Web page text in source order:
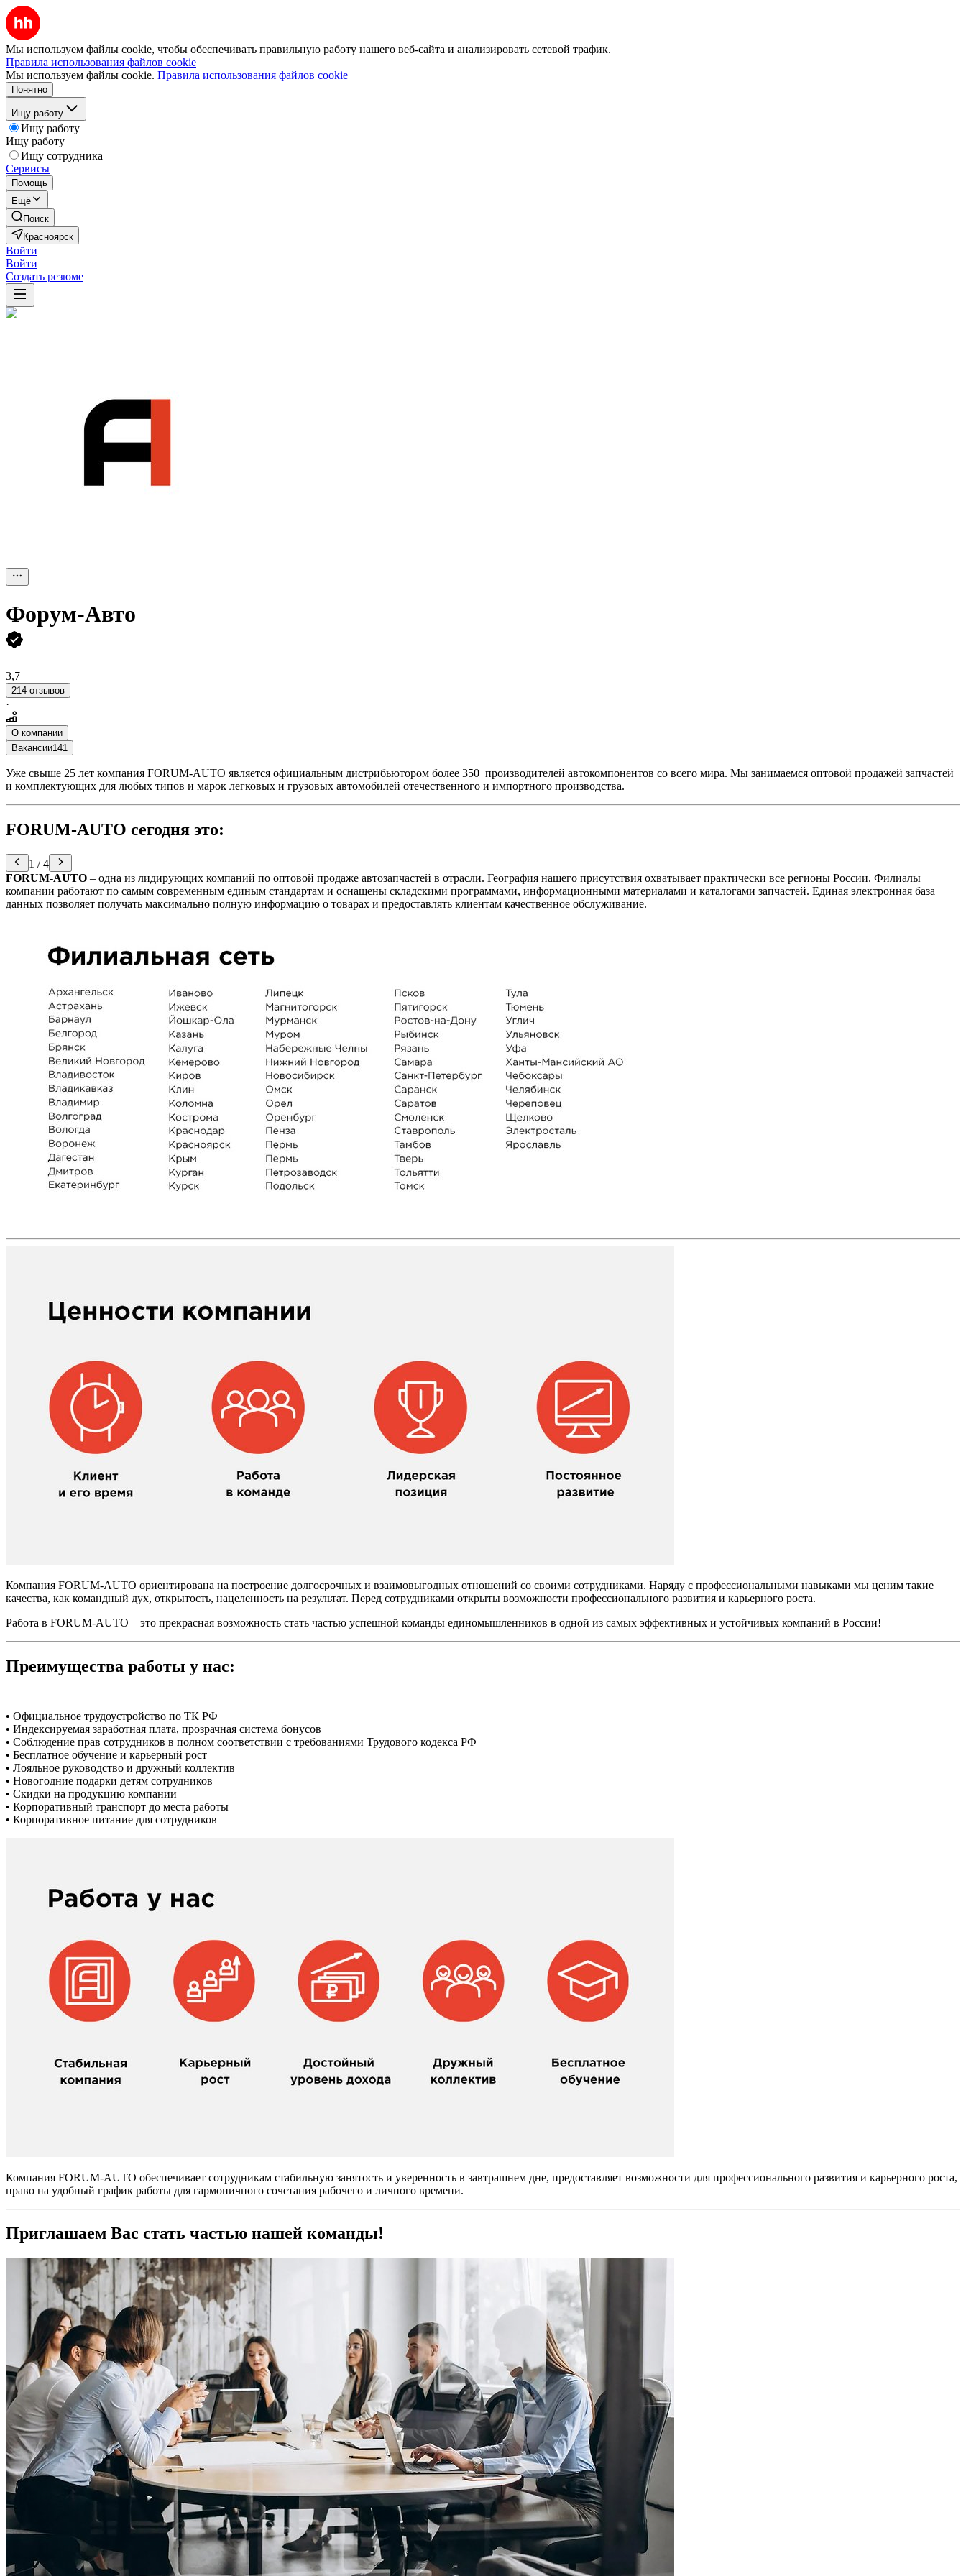
Мы используем файлы cookie, чтобы обеспечивать правильную работу нашего веб-сайта и анализировать сетевой трафик.
Правила использования файлов cookie
Мы используем файлы cookie. Правила использования файлов cookie
Понятно
Ищу работу
Ищу работу
Ищу работу
Ищу сотрудника
Сервисы
Помощь
Ещё
Поиск
Красноярск
Войти
Войти
Создать резюме
Форум-Авто
3,7
214 отзывов
·
О компании
Вакансии141
Уже свыше 25 лет компания FORUM-AUTO является официальным дистрибьютором более 350 производителей автокомпонентов со всего мира. Мы занимаемся оптовой продажей запчастей
и комплектующих для любых типов и марок легковых и грузовых автомобилей отечественного и импортного производства.
FORUM-AUTO сегодня это:
1 /4
FORUM-AUTO – одна из лидирующих компаний по оптовой продаже автозапчастей в отрасли. География нашего присутствия охватывает практически все регионы России. Филиалы
компании работают по самым современным единым стандартам и оснащены складскими программами, информационными материалами и каталогами запчастей. Единая электронная база
данных позволяет получать максимально полную информацию о товарах и предоставлять клиентам качественное обслуживание.
Компания FORUM-AUTO ориентирована на построение долгосрочных и взаимовыгодных отношений со своими сотрудниками. Наряду с профессиональными навыками мы ценим такие
качества, как командный дух, открытость, нацеленность на результат. Перед сотрудниками открыты возможности профессионального развития и карьерного роста.
Работа в FORUM-AUTO – это прекрасная возможность стать частью успешной команды единомышленников в одной из самых эффективных и устойчивых компаний в России!
Преимущества работы у нас:
• Официальное трудоустройство по ТК РФ
• Индексируемая заработная плата, прозрачная система бонусов
• Соблюдение прав сотрудников в полном соответствии с требованиями Трудового кодекса РФ
• Бесплатное обучение и карьерный рост
• Лояльное руководство и дружный коллектив
• Новогодние подарки детям сотрудников
• Скидки на продукцию компании
• Корпоративный транспорт до места работы
• Корпоративное питание для сотрудников
Компания FORUM-AUTO обеспечивает сотрудникам стабильную занятость и уверенность в завтрашнем дне, предоставляет возможности для профессионального развития и карьерного роста,
право на удобный график работы для гармоничного сочетания рабочего и личного времени.
Приглашаем Вас стать частью нашей команды!